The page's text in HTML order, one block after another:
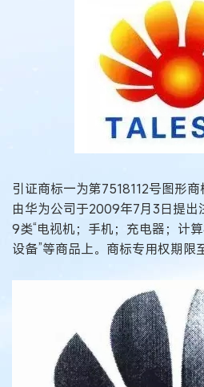
引证商标一为第7518112号图形商
由华为公司于2009年7月3日提出
9类“电视机；手机；充电器；计
设备”等商品上。商标专用权期限